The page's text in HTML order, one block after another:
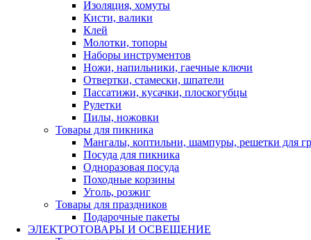
Изоляция, хомуты
Кисти, валики
Клей
Молотки, топоры
Наборы инструментов
Ножи, напильники, гаечные ключи
Отвертки, стамески, шпатели
Пассатижи, кусачки, плоскогубцы
Рулетки
Пилы, ножовки
Товары для пикника
Мангалы, коптильни, шампуры, решетки для
Посуда для пикника
Одноразовая посуда
Походные корзины
Уголь, розжиг
Товары для праздников
Подарочные пакеты
ЭЛЕКТРОТОВАРЫ И ОСВЕЩЕНИЕ